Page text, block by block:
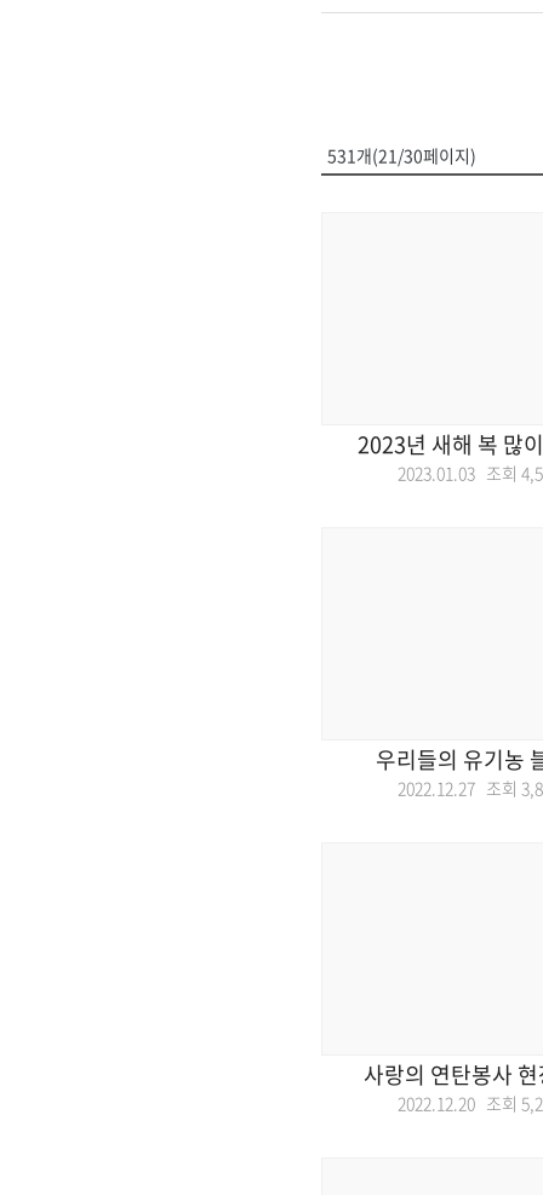
531개(21/30페이지)
2023년 새해 복 많
2023.01.03 조회
우리들의 유기농
2022.12.27 조회
사랑의 연탄봉사
2022.12.20 조회